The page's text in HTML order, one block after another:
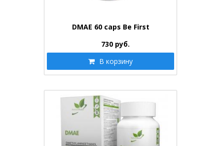
DMAE 60 caps Be First
730 руб.
В корзину